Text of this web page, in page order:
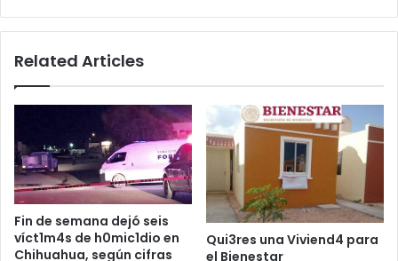
Related Articles
Fin de semana dejó seis
víct1m4s de h0mic1dio en
Chihuahua, según cifras
Qui3res una Viviend4 para
el Bienestar